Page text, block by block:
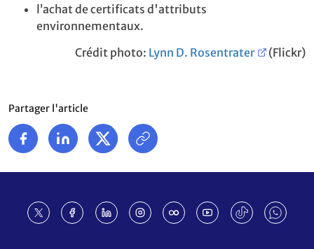
l’achat de certificats d'attributs
environnementaux.
Crédit photo: Lynn D. Rosentrater (Flickr)
Partager l'article